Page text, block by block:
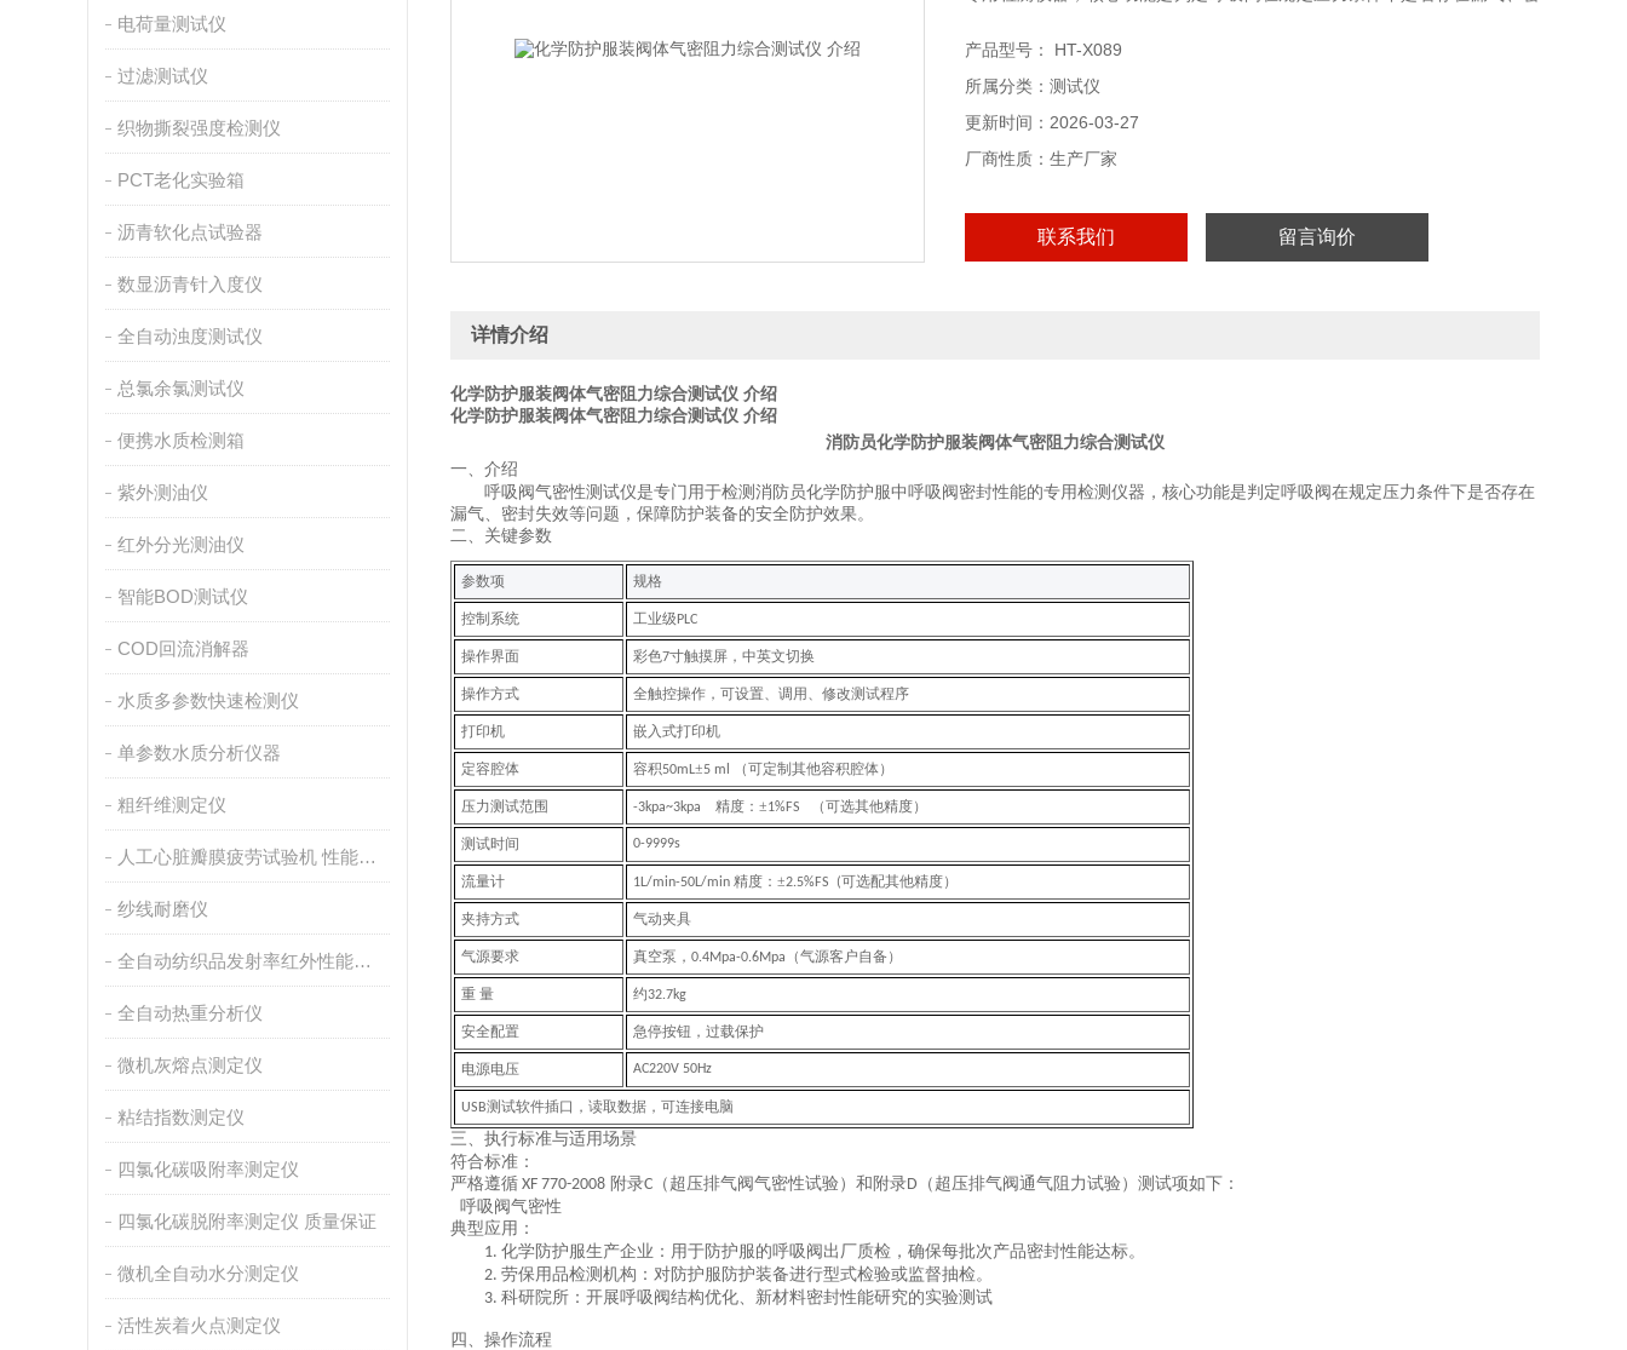
电荷量测试仪
过滤测试仪
织物撕裂强度检测仪
PCT老化实验箱
沥青软化点试验器
数显沥青针入度仪
全自动浊度测试仪
总氯余氯测试仪
便携水质检测箱
紫外测油仪
红外分光测油仪
智能BOD测试仪
COD回流消解器
水质多参数快速检测仪
单参数水质分析仪器
粗纤维测定仪
人工心脏瓣膜疲劳试验机 性能稳定
纱线耐磨仪
全自动纺织品发射率红外性能分析
全自动热重分析仪
微机灰熔点测定仪
粘结指数测定仪
四氯化碳吸附率测定仪
四氯化碳脱附率测定仪 质量保证
微机全自动水分测定仪
活性炭着火点测定仪
产品型号： HT-X089
所属分类：测试仪
更新时间：2026-03-27
厂商性质：生产厂家
联系我们 留言询价
详情介绍
化学防护服装阀体气密阻力综合测试仪 介绍
化学防护服装阀体气密阻力综合测试仪 介绍
消防员化学防护服装阀体气密阻力综合测试仪
一、 介绍
呼吸阀气密性测试仪是专门用于检测 消防员化学防护服中呼吸阀密封性能的专用检测仪器，核心功能是判定呼吸阀在规定压力条件下是否存在
漏气、密封失效等问题，保障防护装备的安全防护效果。
二、关键参数
参数项 规格
控制系统 工业级 PLC
操作界面 彩色7寸触摸屏，中英文切换
操作方式 全触控操作，可设置、调用、修改测试程序
打印机 嵌入式打印机
定容腔体 容积50mL±5 ml （可定制其他容积腔体）
压力测试范围 -3kpa~3kpa 精度：±1%FS （可选其他精度）
测试时间 0-9999s
流量计 1L/min-50L/min 精度：±2.5%FS (可选配其他精度）
夹持方式 气动夹具
气源要求 真空泵， 0.4Mpa-0.6Mpa （气源客户自备）
重 量 约32.7kg
安全配置 急停按钮，过载保护
电源电压 AC220V 50Hz
USB测试软件插口，读取数据，可连接电脑
三、 执行标准与适用场景
符合标准：
严格遵循 XF 770-2008 附录C （超压排气阀气密性试验）和附录D （超压排气阀通气阻力试验） 测试项如下：
呼吸阀气密性
典型应用 ：
1. 化学防护服生产企业 ：用于防护服的呼吸阀出厂质检，确保每批次产品密封性能达标。
2. 劳保用品检测机构：对防护服 防护装备进行型式检验或监督抽检。
3. 科研院所：开展呼吸阀结构优化、新材料密封性能研究的实验测试
四、 操作流程